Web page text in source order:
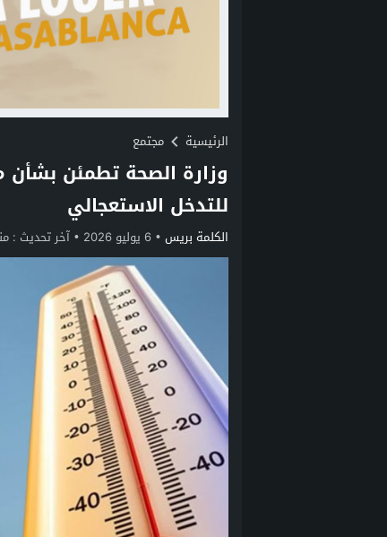
الرئيسية مجتمع
وزارة الصحة تطمئن
للتدخل الاستعجالي
الكلمة بريس 6 يوليو 2026 آخر تحديث :